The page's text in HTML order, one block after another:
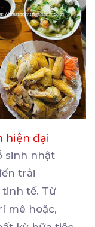
hiện đại
sinh nhật
trải
tinh tế. Từ
mê hoặc,